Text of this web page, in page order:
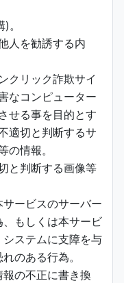
。
人を勧誘する内
クリック詐欺サイ
なコンピューター
せる事を目的とす
適切と判断するサ
の情報。
と判断する画像等
ービスのサーバー
もしくは本サービ
ステムに支障を与
のある行為。
の不正に書き換